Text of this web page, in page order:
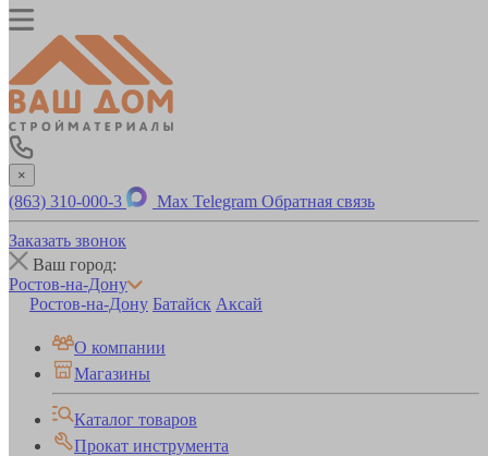
×
(863) 310-000-3 Max Telegram Обратная связь
Заказать звонок
Ваш город:
Ростов-на-Дону
Ростов-на-Дону Батайск Аксай
О компании
Магазины
Каталог товаров
Прокат инструмента